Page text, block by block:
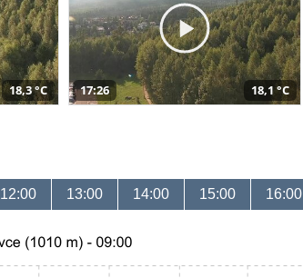
18,3 °C 17:26 18,1 °C
12:00 13:00 14:00 15:00 16:00